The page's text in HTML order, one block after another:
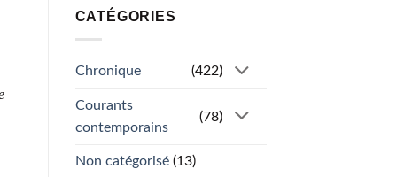
CATÉGORIES
Chronique (422)
Courants
contemporains
(78)
Non catégorisé(13)